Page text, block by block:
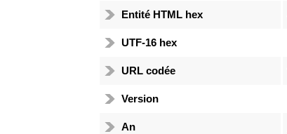
Entité HTML hex
UTF-16 hex
URL codée
Version
An